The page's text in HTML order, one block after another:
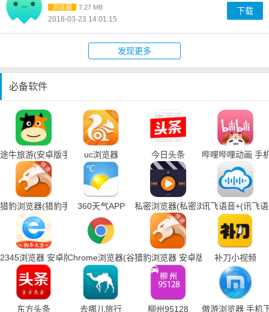
浏览器 7.27 MB
2018-03-23 14:01:15
下载
发现更多
必备软件
途牛旅游(安卓版手机下载)uc浏览器 今日头条 哔哩哔哩动画 手
猎豹浏览器(猎豹手机浏览器下载)
360天气APP 私密浏览器(私密浏览器手机下载)
讯飞语音+(讯飞
2345浏览器 安卓版Chrome浏览器(谷歌浏览器手机下载)
猎豹浏览器 安卓版 补刀小视频
东方头条 去哪儿旅行 柳州95128 傲游浏览器 手机